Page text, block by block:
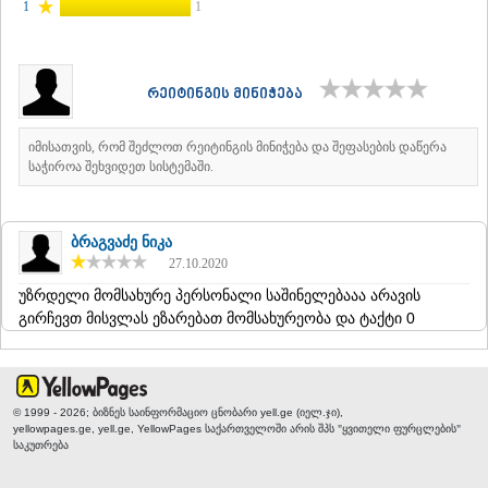
ᲐᲓᲘᲒᲔᲜᲘ
ᲐᲮᲐᲚᲥᲐᲚᲐᲥᲘ
ᲐᲮᲐᲚᲪᲘᲮᲔ
ᲑᲝᲠᲯᲝᲛᲘ
ᲜᲘᲜᲝᲬᲛᲘᲜᲓᲐ
ᲐᲑᲐᲡᲗᲣᲛᲐᲜᲘ
ᲑᲐᲙᲣᲠᲘᲐᲜᲘ
ᲥᲕᲔᲛᲝ ᲥᲐᲠᲗᲚᲘ
ᲑᲝᲚᲜᲘᲡᲘ
ᲒᲐᲠᲓᲐᲑᲐᲜᲘ
ᲓᲛᲐᲜᲘᲡᲘ
ᲗᲔᲗᲠᲘᲬᲧᲐᲠᲝ
ᲛᲐᲠᲜᲔᲣᲚᲘ
ᲠᲣᲡᲗᲐᲕᲘ
ᲬᲐᲚᲙᲐ
ᲨᲘᲓᲐ ᲥᲐᲠᲗᲚᲘ
ᲒᲝᲠᲘ
ᲙᲐᲡᲞᲘ
1
1
რეიტინგის მინიჭება
იმისათვის, რომ შეძლოთ რეიტინგის მინიჭება და შეფასების დაწერა
საჭიროა შეხვიდეთ სისტემაში.
ბრაგვაძე ნიკა
27.10.2020
უზრდელი მომსახურე პერსონალი საშინელებააა არავის
გირჩევთ მისვლას ეზარებათ მომსახურეობა და ტაქტი 0
© 1999 - 2026; ბიზნეს საინფორმაციო ცნობარი yell.ge (იელ.ჯი),
yellowpages.ge, yell.ge, YellowPages საქართველოში არის შპს "ყვითელი ფურცლების"
საკუთრება